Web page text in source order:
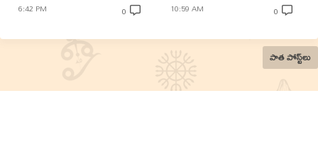
6:42 PM 0 10:59 AM 0
పాత పోస్ట్‌లు